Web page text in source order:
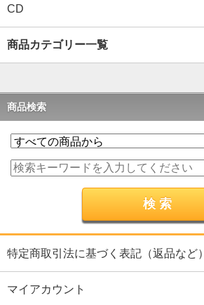
CD
商品カテゴリー一覧
商品検索
特定商取引法に基づく表記（返品など）
マイアカウント